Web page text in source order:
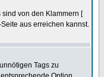
von den Klammern [
aus erreichen kannst.
Tags zu